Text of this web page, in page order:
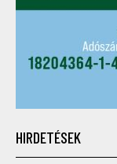
HIRDETÉSEK